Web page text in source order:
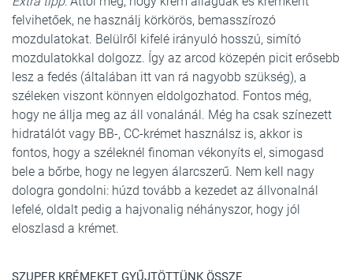
felvihetőek, ne használj körkörös, bemasszírozó
mozdulatokat. Belülről kifelé irányuló hosszú, simító
mozdulatokkal dolgozz. Így az arcod közepén picit erősebb
lesz a fedés (általában itt van rá nagyobb szükség), a
széleken viszont könnyen eldolgozhatod. Fontos még,
hogy ne állja meg az áll vonalánál. Még ha csak színezett
hidratálót vagy BB-, CC-krémet használsz is, akkor is
fontos, hogy a széleknél finoman vékonyíts el, simogasd
bele a bőrbe, hogy ne legyen álarcszerű. Nem kell nagy
dologra gondolni: húzd tovább a kezedet az állvonalnál
lefelé, oldalt pedig a hajvonalig néhányszor, hogy jól
eloszlasd a krémet.
SZUPER KRÉMEKET GYŰJTÖTTÜNK ÖSSZE